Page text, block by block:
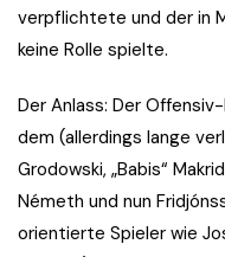
verpflichtete und der in
keine Rolle spielte.
Der Anlass: Der
dem (allerdings lange
Grodowski, „Babis“
Németh und nun
orientierte Spieler wie